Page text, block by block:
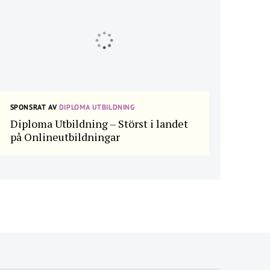
SPONSRAT AVDIPLOMA UTBILDNING
Diploma Utbildning – Störst i landet
på Onlineutbildningar